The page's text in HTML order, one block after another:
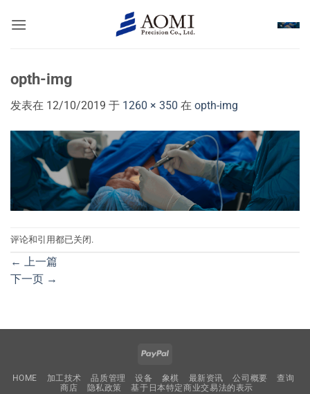
opth-img
发表在 12/10/2019 于 1260 × 350 在 opth-img
评论和引用都已关闭.
← 上一篇
下一页 →
PayPal
HOME 加工技术 品质管理 设备 象棋 最新资讯 公司概要
查询
商店
隐私政策 基于日本特定商业交易法的表示